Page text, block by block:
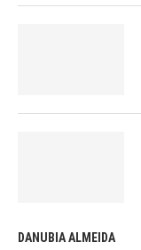
DANUBIA ALMEIDA